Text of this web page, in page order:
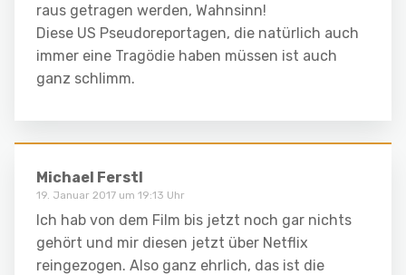
raus getragen werden, Wahnsinn!
Diese US Pseudoreportagen, die natürlich auch
immer eine Tragödie haben müssen ist auch
ganz schlimm.
Michael Ferstl
19. Januar 2017 um 19:13 Uhr
Ich hab von dem Film bis jetzt noch gar nichts
gehört und mir diesen jetzt über Netflix
reingezogen. Also ganz ehrlich, das ist die